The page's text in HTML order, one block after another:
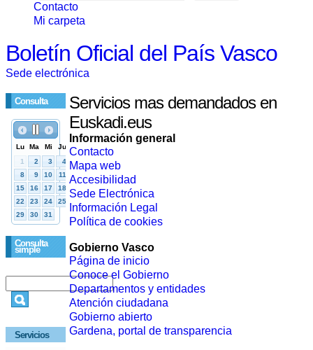
Contacto
Mi carpeta
Boletín Oficial del País Vasco
Sede electrónica
Consulta
Consulta
simple
Servicios
Servicios mas demandados en
Euskadi.eus
Información general
Contacto
Mapa web
Accesibilidad
Sede Electrónica
Información Legal
Política de cookies
Gobierno Vasco
Página de inicio
Conoce el Gobierno
Departamentos y entidades
Atención ciudadana
Gobierno abierto
Gardena, portal de transparencia